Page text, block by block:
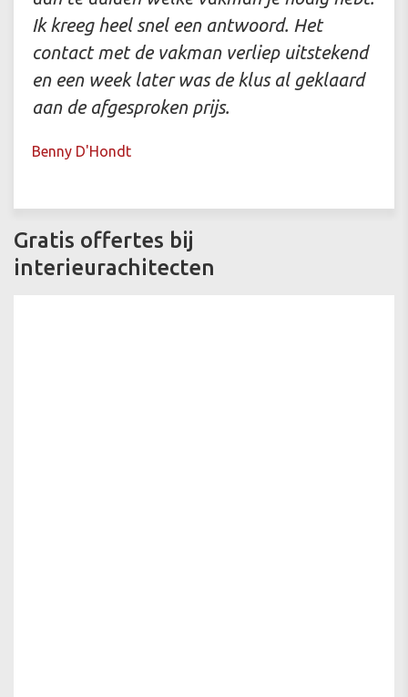
Ik kreeg heel snel een antwoord. Het
contact met de vakman verliep uitstekend
en een week later was de klus al geklaard
aan de afgesproken prijs.
Benny D'Hondt
Gratis offertes bij
interieurachitecten